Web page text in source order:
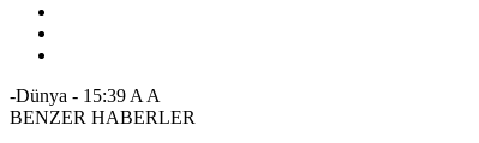
-Dünya - 15:39 A A
BENZER HABERLER